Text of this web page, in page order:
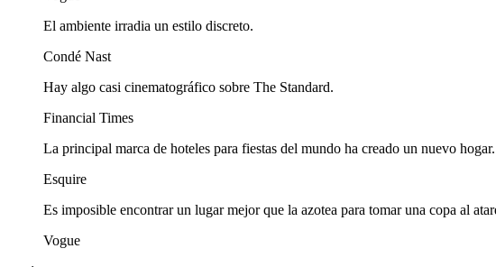
El ambiente irradia un estilo discreto.
Condé Nast
Hay algo casi cinematográfico sobre The Standard.
Financial Times
La principal marca de hoteles para fiestas del mundo ha creado un nuevo hogar.
Esquire
Es imposible encontrar un lugar mejor que la azotea para tomar una copa al
Vogue